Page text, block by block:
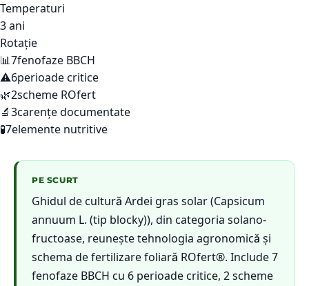
Temperaturi
3 ani
Rotație
📊7fenofaze BBCH
⚠️6perioade critice
🌿2scheme ROfert
🔬3carențe documentate
🧪7elemente nutritive
PE SCURT
Ghidul de cultură Ardei gras solar (Capsicum
annuum L. (tip blocky)), din categoria solano-
fructoase, reunește tehnologia agronomică și
schema de fertilizare foliară ROfert®. Include 7
fenofaze BBCH cu 6 perioade critice, 2 scheme